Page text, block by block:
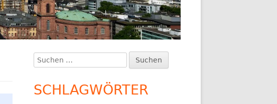
Haupt-
Seitenleiste
Suchen
nach:
SCHLAGWÖRTER